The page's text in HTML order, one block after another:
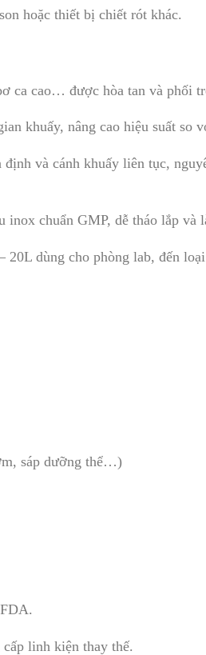
hoặc thiết bị chiết rót khác.
ca cao… được hòa tan và phối
khuấy, nâng cao hiệu suất so
và cánh khuấy liên tục,
chuẩn GMP, dễ tháo lắp và
20L dùng cho phòng lab, đến
sáp dưỡng thể…)
linh kiện thay thế.